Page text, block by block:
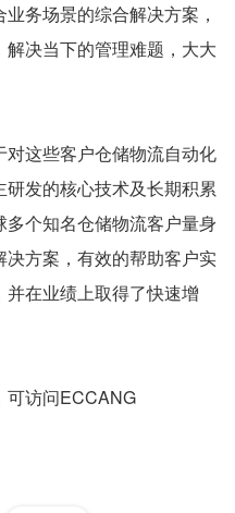
务场景的综合解决方案，
决当下的管理难题，大大
这些客户仓储物流自动化
发的核心技术及长期积累
个知名仓储物流客户量身
方案，有效的帮助客户实
在业绩上取得了快速增
可访问ECCANG